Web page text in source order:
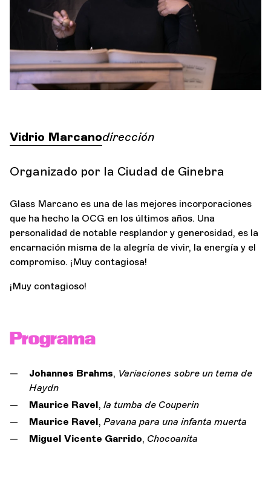
Vidrio Marcanodirección
Organizado por la Ciudad de Ginebra
Glass Marcano es una de las mejores incorporaciones
que ha hecho la OCG en los últimos años. Una
personalidad de notable resplandor y generosidad, es la
encarnación misma de la alegría de vivir, la energía y el
compromiso. ¡Muy contagiosa!
¡Muy contagioso!
Programa
Johannes Brahms, Variaciones sobre un tema de
Haydn
Maurice Ravel, la tumba de Couperin
Maurice Ravel, Pavana para una infanta muerta
Miguel Vicente Garrido, Chocoanita
LA OCG
Espacio Pro
Iniciar sesión